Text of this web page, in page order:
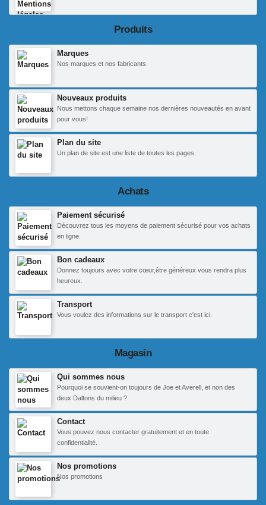
Produits
Marques
Nos marques et nos fabricants
Nouveaux produits
Nous mettons chaque semaine nos dernières nouveautés en avant
pour vous!
Plan du site
Un plan de site est une liste de toutes les pages.
Achats
Paiement sécurisé
Découvrez tous les moyens de paiement sécurisé pour vos achats
en ligne.
Bon cadeaux
Donnez toujours avec votre cœur,être généreux vous rendra plus
heureux.
Transport
Vous voulez des informations sur le transport c'est ici.
Magasin
Qui sommes nous
Pourquoi se souvient-on toujours de Joe et Averell, et non des
deux Daltons du milieu ?
Contact
Vous pouvez nous contacter gratuitement et en toute
confidentialité.
Nos promotions
Nos promotions